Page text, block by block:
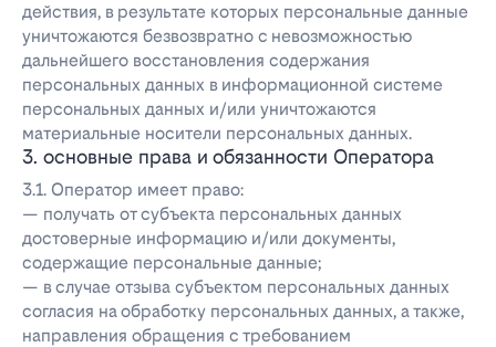
действия, в результате которых персональные данные
уничтожаются безвозвратно с невозможностью
дальнейшего восстановления содержания
персональных данных в информационной системе
персональных данных и/или уничтожаются
материальные носители персональных данных.
3. основные права и обязанности Оператора
3.1. Оператор имеет право:
— получать от субъекта персональных данных
достоверные информацию и/или документы,
содержащие персональные данные;
— в случае отзыва субъектом персональных данных
согласия на обработку персональных данных, а также,
направления обращения с требованием